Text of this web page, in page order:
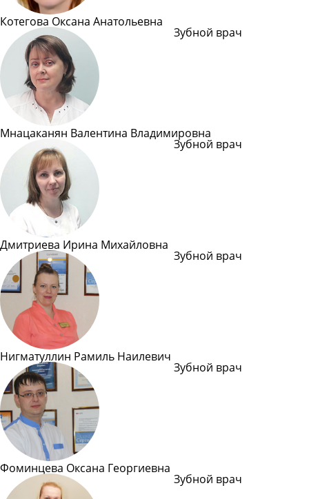
Котегова Оксана Анатольевна
Зубной врач
Мнацаканян Валентина Владимировна
Зубной врач
Дмитриева Ирина Михайловна
Зубной врач
Нигматуллин Рамиль Наилевич
Зубной врач
Фоминцева Оксана Георгиевна
Зубной врач